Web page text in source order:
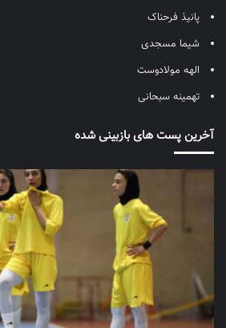
پانیذ فرحناک
شیما مسجدی
الهه مولادوست
تهمینه سبحانی
آخرین پست های بازبینی شده